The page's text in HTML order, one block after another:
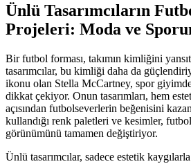
Ünlü Tasarımcıların
Projeleri: Moda ve
Bir futbol forması, takımın kimliğini
tasarımcılar, bu kimliği daha da
ikonu olan Stella McCartney, spor
dikkat çekiyor. Onun tasarımları, hem
açısından futbolseverlerin beğenisini
kullandığı renk paletleri ve kesimler,
görünümünü tamamen değiştiriyor.
Ünlü tasarımcılar, sadece estetik